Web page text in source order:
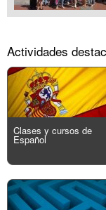
Actividades
Clases y cursos de
Español